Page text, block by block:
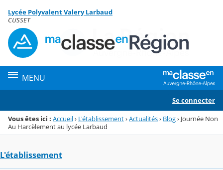
Menu de la rubrique
Contenu
Lycée Polyvalent Valery Larbaud
CUSSET
MENU
Se connecter
Vous êtes ici : Accueil› L'établissement›Actualités› Blog› Journée Non
Au Harcèlement au lycée Larbaud
L'établissement